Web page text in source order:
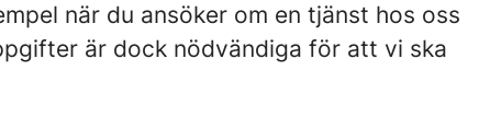
när du ansöker om en tjänst hos oss
är dock nödvändiga för att vi ska